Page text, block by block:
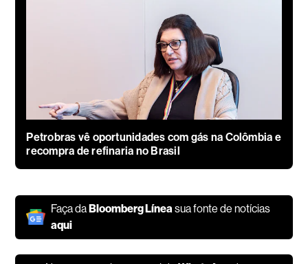
Petrobras vê oportunidades com gás na Colômbia e
recompra de refinaria no Brasil
Faça daBloomberg Líneasua fonte de notícias
aqui